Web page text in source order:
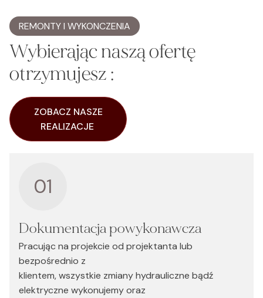
REMONTY I WYKONCZENIA
Wybierając naszą ofertę
otrzymujesz :
ZOBACZ NASZE
REALIZACJE
01
Dokumentacja powykonawcza
Pracując na projekcie od projektanta lub
bezpośrednio z
klientem, wszystkie zmiany hydrauliczne bądź
elektryczne wykonujemy oraz